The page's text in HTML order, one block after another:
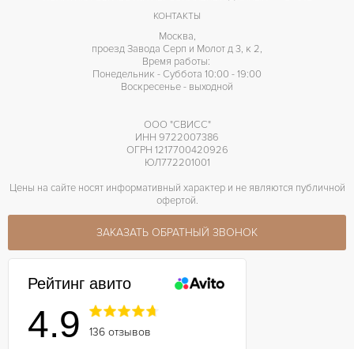
КОНТАКТЫ
Москва,
проезд Завода Серп и Молот д 3, к 2,
Время работы:
Понедельник - Суббота 10:00 - 19:00
Воскресенье - выходной
ООО "СВИСС"
ИНН 9722007386
ОГРН 1217700420926
ЮЛ772201001
Цены на сайте носят информативный характер и не являются публичной
офертой.
ЗАКАЗАТЬ ОБРАТНЫЙ ЗВОНОК
Рейтинг авито
4.9 136 отзывов